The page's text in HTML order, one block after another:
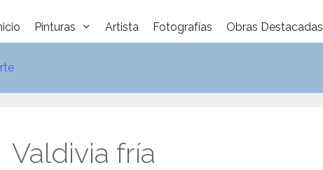
Pinturas Artista Fotografías Obras Destacadas
Valdivia fría